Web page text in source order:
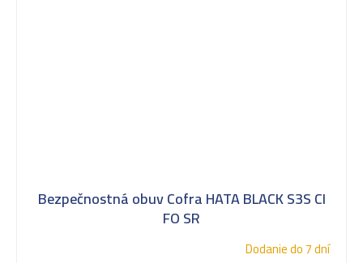
Bezpečnostná obuv Cofra HATA BLACK S3S CI
FO SR
Dodanie do 7 dní